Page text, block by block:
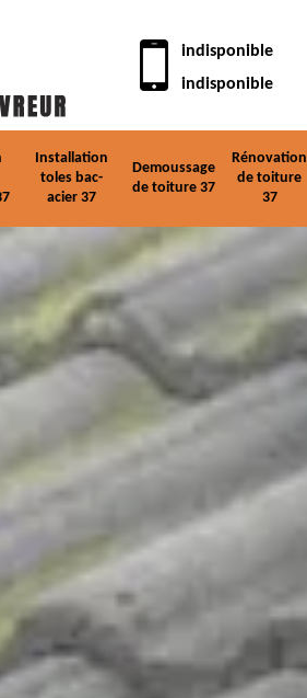
indisponible
indisponible
Installation
toles bac-
acier 37
Demoussage
de toiture 37
Rénovation
de toiture
37